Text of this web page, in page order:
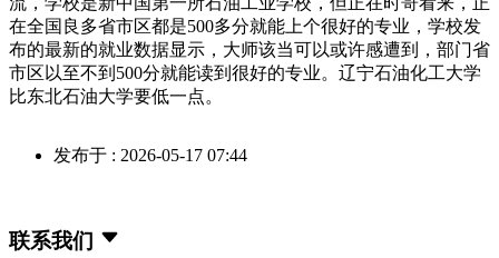
在全国良多省市区都是500多分就能上个很好的专业，学校发
布的最新的就业数据显示，大师该当可以或许感遭到，部门省
市区以至不到500分就能读到很好的专业。辽宁石油化工大学
比东北石油大学要低一点。
发布于 : 2026-05-17 07:44
联系我们